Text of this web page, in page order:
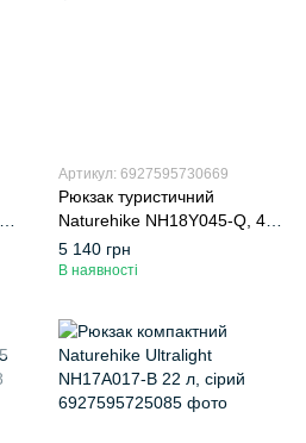
Артикул: 6927595730669
Рюкзак туристичний
Naturehike NH18Y045-Q, 45
л, чорний
5 140 грн
В наявності